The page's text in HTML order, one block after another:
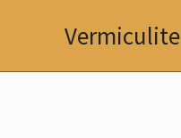
Vermiculite